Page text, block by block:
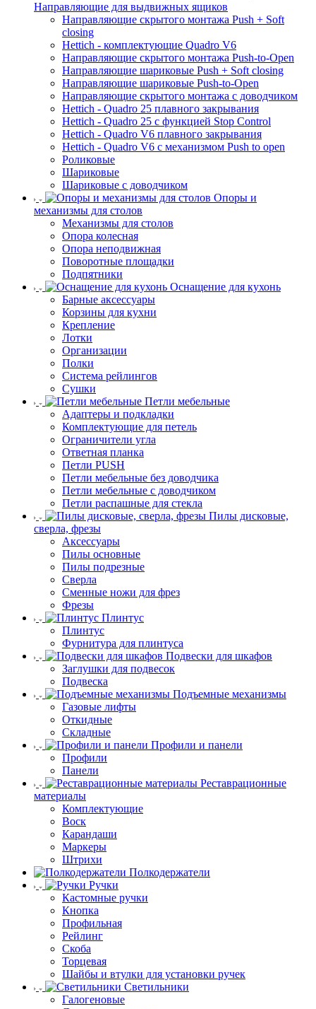
Направляющие для выдвижных ящиков
Направляющие скрытого монтажа Push + Soft
closing
Hettich - комплектующие Quadro V6
Направляющие скрытого монтажа Push-to-Open
Направляющие шариковые Push + Soft closing
Направляющие шариковые Push-to-Open
Направляющие скрытого монтажа с доводчиком
Hettich - Quadro 25 плавного закрывания
Hettich - Quadro 25 с функцией Stop Control
Hettich - Quadro V6 плавного закрывания
Hettich - Quadro V6 с механизмом Push to open
Роликовые
Шариковые
Шариковые с доводчиком
Опоры и
механизмы для столов
Механизмы для столов
Опора колесная
Опора неподвижная
Поворотные площадки
Подпятники
Оснащение для кухонь
Барные аксессуары
Корзины для кухни
Крепление
Лотки
Организации
Полки
Система рейлингов
Сушки
Петли мебельные
Адаптеры и подкладки
Комплектующие для петель
Ограничители угла
Ответная планка
Петли PUSH
Петли мебельные без доводчика
Петли мебельные с доводчиком
Петли распашные для стекла
Пилы дисковые,
сверла, фрезы
Аксессуары
Пилы основные
Пилы подрезные
Сверла
Сменные ножи для фрез
Фрезы
Плинтус
Плинтус
Фурнитура для плинтуса
Подвески для шкафов
Заглушки для подвесок
Подвеска
Подъемные механизмы
Газовые лифты
Откидные
Складные
Профили и панели
Профили
Панели
Реставрационные
материалы
Комплектующие
Воск
Карандаши
Маркеры
Штрихи
Полкодержатели
Ручки
Кастомные ручки
Кнопка
Профильная
Рейлинг
Скоба
Торцевая
Шайбы и втулки для установки ручек
Светильники
Галогеновые